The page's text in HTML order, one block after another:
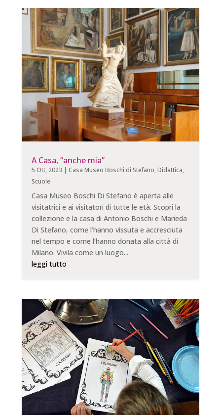
A Casa, “anche mia”
5 Ott, 2023 | Casa Museo Boschi di Stefano,Didattica,
Scuole
Casa Museo Boschi Di Stefano è aperta alle
visitatrici e ai visitatori di tutte le età. Scopri la
collezione e la casa di Antonio Boschi e Marieda
Di Stefano, come l’hanno vissuta e accresciuta
nel tempo e come l’hanno donata alla città di
Milano. Vivila come un luogo...
leggi tutto